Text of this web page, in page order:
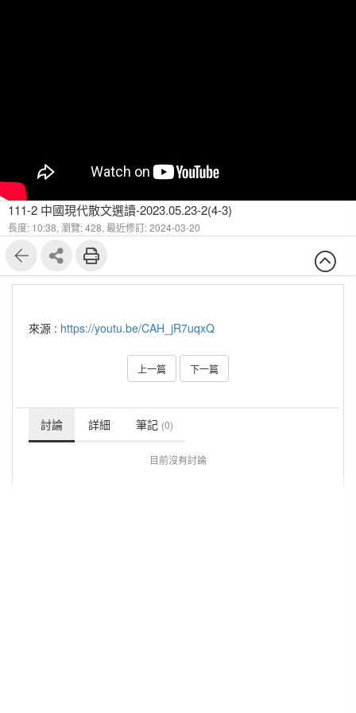
111-2 中國現代散文選讀-2023.05.23-2(4-3)
長度: 10:38, 瀏覽: 428, 最近修訂: 2024-03-20
來源 : https://youtu.be/CAH_jR7uqxQ
上一篇 下一篇
討論 詳細 筆記 (0)
目前沒有討論